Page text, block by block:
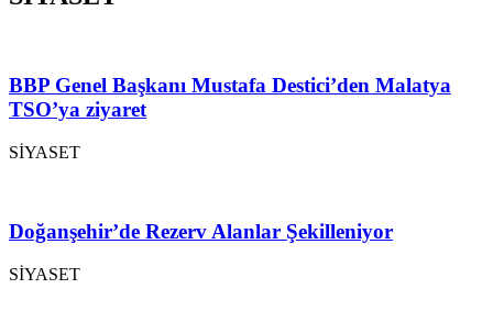
BBP Genel Başkanı Mustafa Destici’den Malatya
TSO’ya ziyaret
SİYASET
Doğanşehir’de Rezerv Alanlar Şekilleniyor
SİYASET